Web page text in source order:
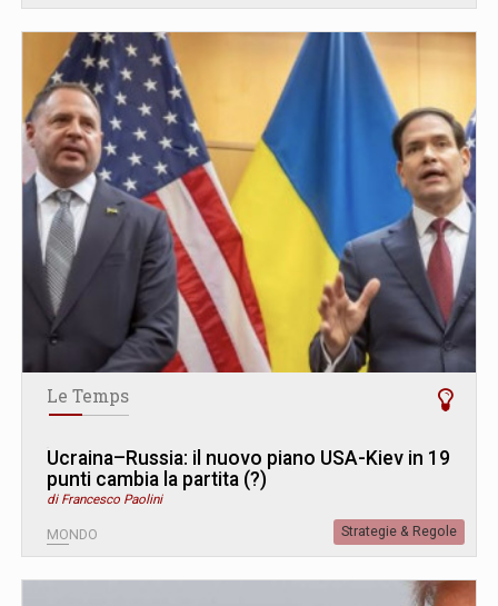
Le Temps
Ucraina–Russia: il nuovo piano USA-Kiev in 19
punti cambia la partita (?)
di Francesco Paolini
MONDO Strategie & Regole